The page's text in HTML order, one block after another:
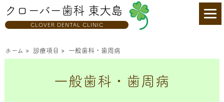
クローバー歯科 東大島
CLOVER DENTAL CLINIC
ホーム > 診療項目 > 一般歯科・歯周病
一般歯科・歯周病